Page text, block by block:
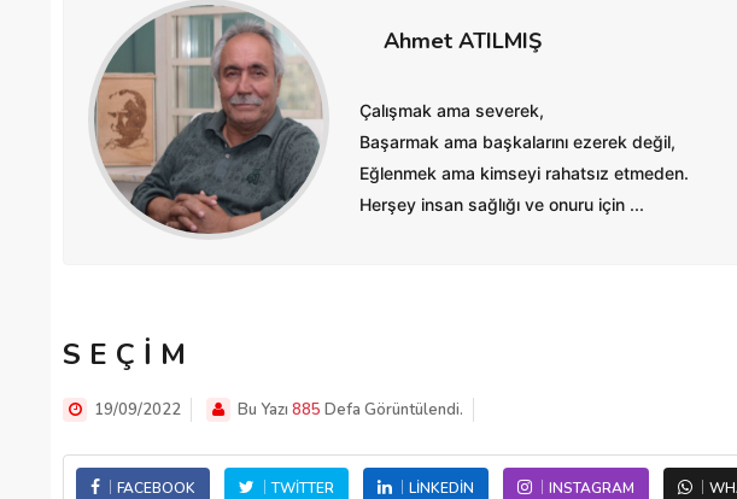
Ahmet ATILMIŞ
Çalışmak ama severek,
Başarmak ama başkalarını ezerek değil,
Eğlenmek ama kimseyi rahatsız etmeden.
Herşey insan sağlığı ve onuru için ...
S E Ç İ M
19/09/2022 Bu Yazı 885 Defa Görüntülendi.
FACEBOOK TWITTER LINKEDIN INSTAGRAM